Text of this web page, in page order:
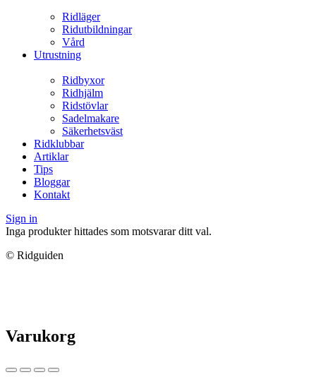
Ridläger
Ridutbildningar
Vård
Utrustning
Ridbyxor
Ridhjälm
Ridstövlar
Sadelmakare
Säkerhetsväst
Ridklubbar
Artiklar
Tips
Bloggar
Kontakt
Sign in
Inga produkter hittades som motsvarar ditt val.
© Ridguiden
Varukorg